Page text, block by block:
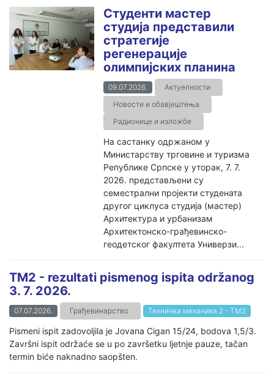
Студенти мастер
студија представили
стратегије
регенерације
олимпијских планина
09.07.2026.
Актуелности
Новости и обавјештења
Радионице и изложбе
На састанку одржаном у
Министарству трговине и туризма
Републике Српске у уторак, 7. 7.
2026. представљени су
семестрални пројекти студената
другог циклуса студија (мастер)
Архитектура и урбанизам
Архитектонско-грађевинско-
геодетског факултета Универзи...
TM2 - rezultati pismenog ispita održanog
3. 7. 2026.
07.07.2026. Грађевинарство Техничка механика 2 - ТМ2
Pismeni ispit zadovoljila je Jovana Cigan 15/24, bodova 1,5/3.
Završni ispit održaće se u po završetku ljetnje pauze, tačan
termin biće naknadno saopšten.